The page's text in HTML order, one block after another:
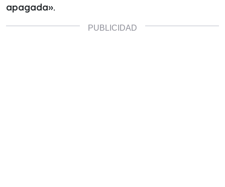
apagada».